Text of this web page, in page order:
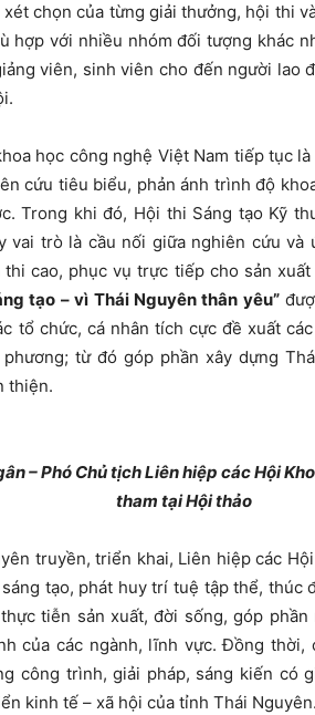
chọn của từng giải thưởng, hội thi
hợp với nhiều nhóm đối tượng khác
viên, sinh viên cho đến người lao
học công nghệ Việt Nam tiếp tục
cứu tiêu biểu, phản ánh trình độ
Trong khi đó, Hội thi Sáng tạo Kỹ
vai trò là cầu nối giữa nghiên cứu và
cao, phục vụ trực tiếp cho sản
tạo – vì Thái Nguyên thân yêu”
tổ chức, cá nhân tích cực đề xuất
từ đó góp phần xây dựng
thiện.
– Phó Chủ tịch Liên hiệp các Hội
tham tại Hội thảo
truyền, triển khai, Liên hiệp các
tạo, phát huy trí tuệ tập thể, thúc
tiễn sản xuất, đời sống, góp
của các ngành, lĩnh vực. Đồng
công trình, giải pháp, sáng kiến có
kinh tế – xã hội của tỉnh Thái Nguyên.